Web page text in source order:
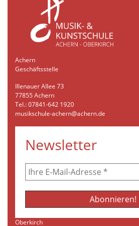
Achern
Geschäftsstelle
Illenauer Allee 73
77855 Achern
Tel.: 07841-642 1920
musikschule-achern@achern.de
Newsletter
Oberkirch